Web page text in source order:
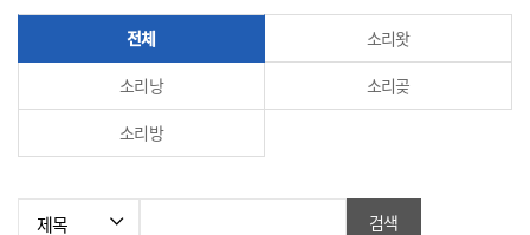
전체
소리왓
소리낭
소리곶
소리방
검색